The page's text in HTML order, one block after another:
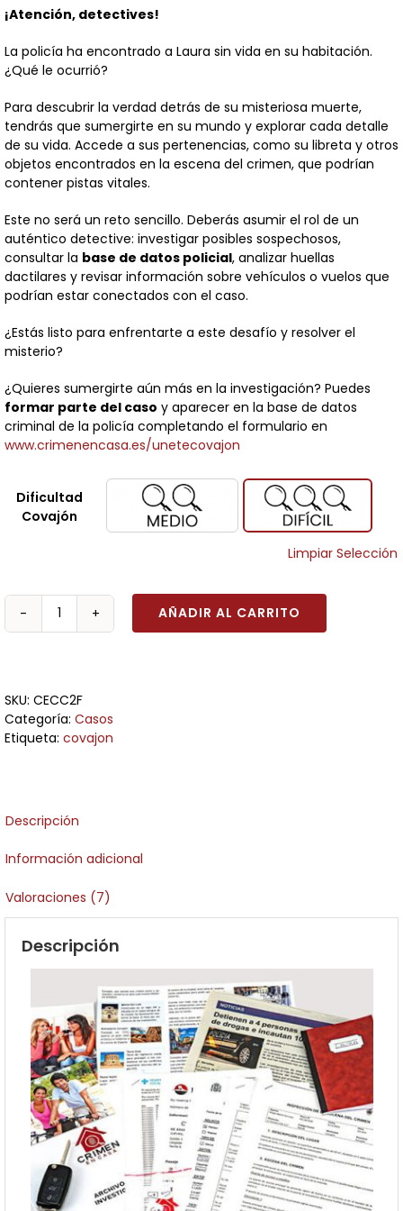
valoraciones
de clientes
¡Atención, detectives!
La policía ha encontrado a Laura sin vida en su habitación.
¿Qué le ocurrió?
Para descubrir la verdad detrás de su misteriosa muerte,
tendrás que sumergirte en su mundo y explorar cada detalle
de su vida. Accede a sus pertenencias, como su libreta y otros
objetos encontrados en la escena del crimen, que podrían
contener pistas vitales.
Este no será un reto sencillo. Deberás asumir el rol de un
auténtico detective: investigar posibles sospechosos,
consultar la base de datos policial, analizar huellas
dactilares y revisar información sobre vehículos o vuelos que
podrían estar conectados con el caso.
¿Estás listo para enfrentarte a este desafío y resolver el
misterio?
¿Quieres sumergirte aún más en la investigación? Puedes
formar parte del caso y aparecer en la base de datos
criminal de la policía completando el formulario en
www.crimenencasa.es/unetecovajon
Dificultad
Covajón
Limpiar Selección
Caso
AÑADIR AL CARRITO
SKU: CECC2F
Categoría: Casos
Etiqueta: covajon
Descripción
Información adicional
Valoraciones (7)
Descripción